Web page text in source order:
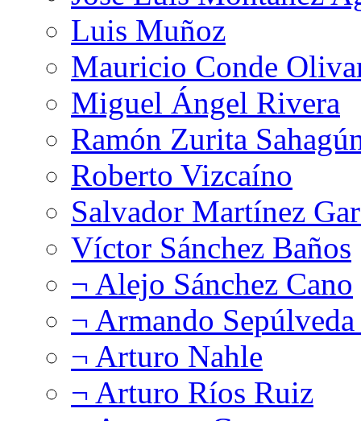
Luis Muñoz
Mauricio Conde
Miguel Ángel Rivera
Ramón Zurita
Roberto Vizcaíno
Salvador Martínez
Víctor Sánchez Baños
¬ Alejo Sánchez Cano
¬ Armando
¬ Arturo Nahle
¬ Arturo Ríos Ruiz